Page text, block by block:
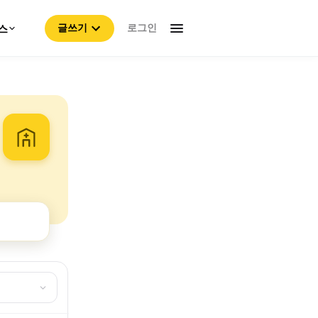
글쓰기 로그인